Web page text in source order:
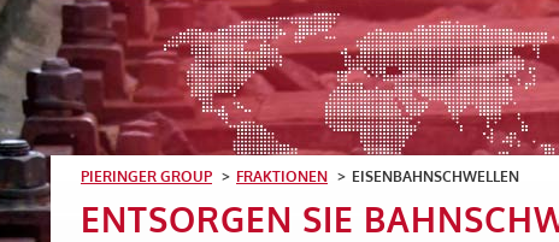
PIERINGER GROUP FRAKTIONEN EISENBAHNSCHWELLEN
ENTSORGEN SIE